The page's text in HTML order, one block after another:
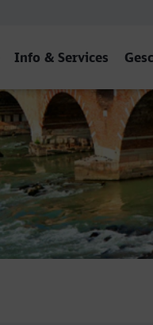
Info & Services
Porta